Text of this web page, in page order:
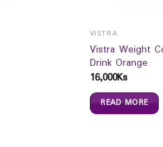
VISTRA
Vistra Weight
Drink Orange
16,000Ks
READ MORE